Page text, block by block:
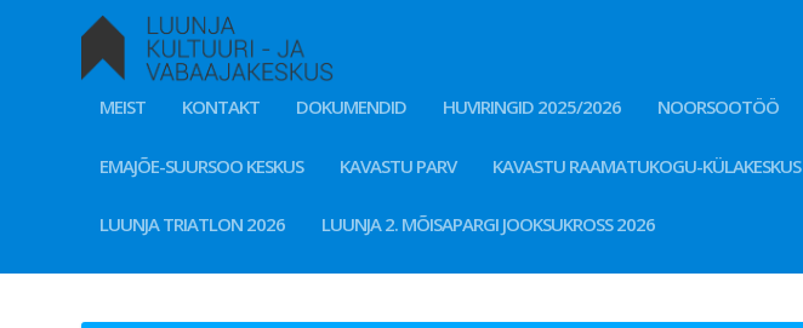
MEIST KONTAKT DOKUMENDID HUVIRINGID 2025/2026 NOORSOOTÖÖ
EMAJÕE-SUURSOO KESKUS KAVASTU PARV KAVASTU RAAMATUKOGU-KÜLAKESKUS
LUUNJA TRIATLON 2026 LUUNJA 2. MÕISAPARGI JOOKSUKROSS 2026